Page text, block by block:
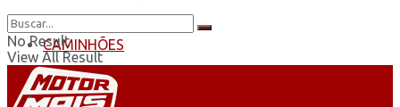
CAMINHÕES
ÔNIBUS
No Result
View All Result